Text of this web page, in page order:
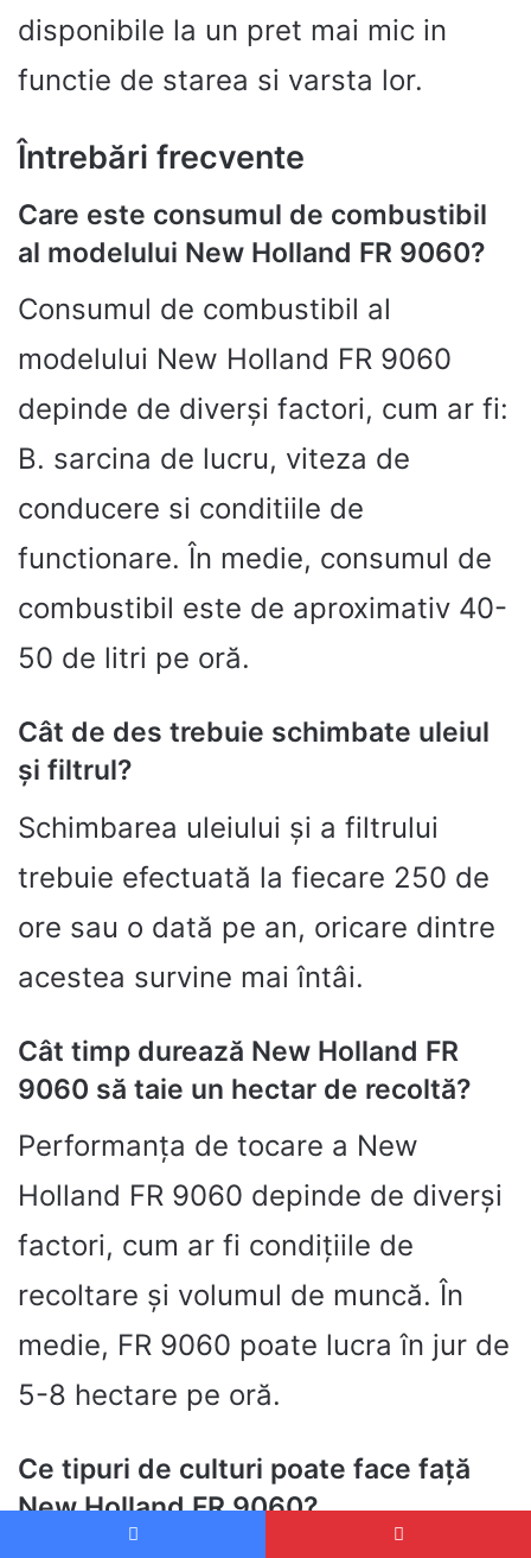
disponibile la un pret mai mic in
functie de starea si varsta lor.
Întrebări frecvente
Care este consumul de combustibil
al modelului New Holland FR 9060?
Consumul de combustibil al
modelului New Holland FR 9060
depinde de diverși factori, cum ar fi:
B. sarcina de lucru, viteza de
conducere si conditiile de
functionare. În medie, consumul de
combustibil este de aproximativ 40-
50 de litri pe oră.
Cât de des trebuie schimbate uleiul
și filtrul?
Schimbarea uleiului și a filtrului
trebuie efectuată la fiecare 250 de
ore sau o dată pe an, oricare dintre
acestea survine mai întâi.
Cât timp durează New Holland FR
9060 să taie un hectar de recoltă?
Performanța de tocare a New
Holland FR 9060 depinde de diverși
factori, cum ar fi condițiile de
recoltare și volumul de muncă. În
medie, FR 9060 poate lucra în jur de
5-8 hectare pe oră.
Ce tipuri de culturi poate face față
New Holland FR 9060?